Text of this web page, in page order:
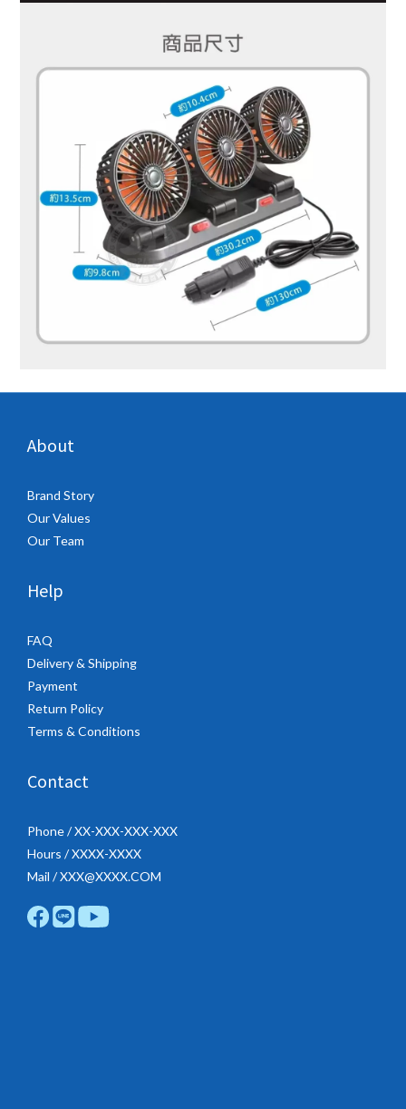
About
Brand Story
Our Values
Our Team
Help
FAQ
Delivery & Shipping
Payment
Return Policy
Terms & Conditions
Contact
Phone / XX-XXX-XXX-XXX
Hours / XXXX-XXXX
Mail / XXX@XXXX.COM